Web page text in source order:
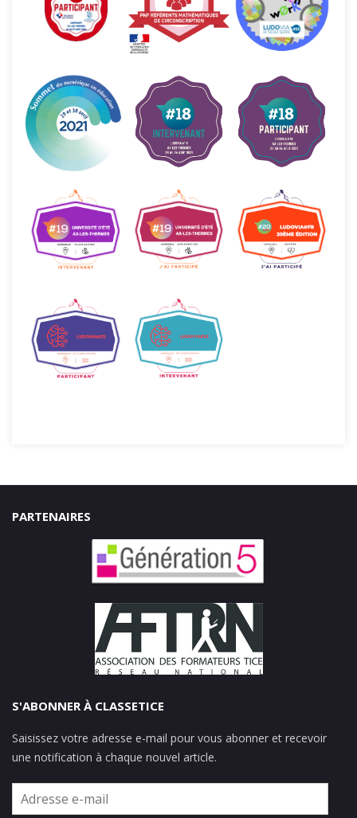
PARTENAIRES
S'ABONNER À CLASSETICE
Saisissez votre adresse e-mail pour vous abonner et recevoir
une notification à chaque nouvel article.
Adresse
e-